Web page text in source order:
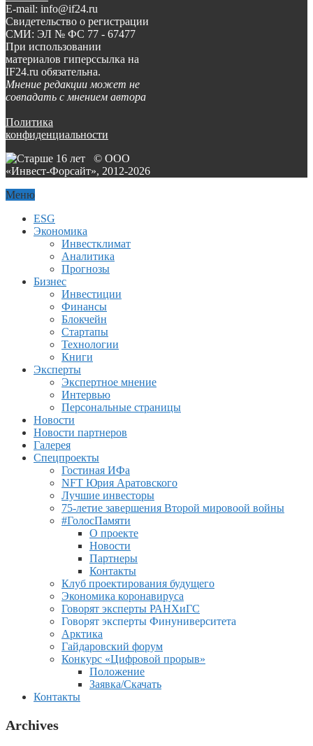
E-mail: info@if24.ru
Свидетельство о регистрации
СМИ: ЭЛ № ФС 77 - 67477
При использовании
материалов гиперссылка на
IF24.ru обязательна.
Мнение редакции может не
совпадать с мнением автора
Политика
конфиденциальности
© ООО
«Инвест-Форсайт», 2012-2026
Меню
ESG
Экономика
Инвестклимат
Аналитика
Прогнозы
Бизнес
Инвестиции
Финансы
Блокчейн
Стартапы
Технологии
Книги
Эксперты
Экспертное мнение
Интервью
Персональные страницы
Новости
Новости партнеров
Галерея
Спецпроекты
Гостиная ИФа
NFT Юрия Аратовского
Лучшие инвесторы
75-летие завершения Второй мировоой войны
#ГолосПамяти
О проекте
Новости
Партнеры
Контакты
Клуб проектирования будущего
Экономика коронавируса
Говорят эксперты РАНХиГС
Говорят эксперты Финуниверситета
Арктика
Гайдаровский форум
Конкурс «Цифровой прорыв»
Положение
Заявка/Скачать
Контакты
Archives